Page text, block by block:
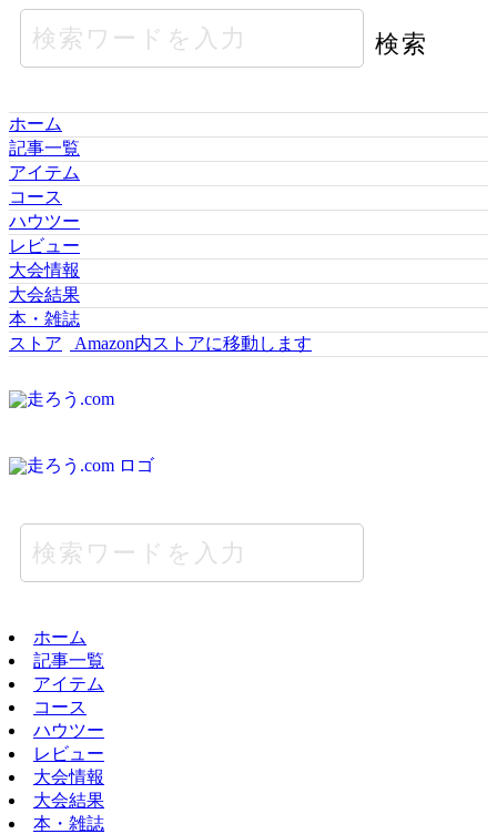
ホーム
記事一覧
アイテム
コース
ハウツー
レビュー
大会情報
大会結果
本・雑誌
ストア
Amazon内ストアに移動します
ホーム
記事一覧
アイテム
コース
ハウツー
レビュー
大会情報
大会結果
本・雑誌